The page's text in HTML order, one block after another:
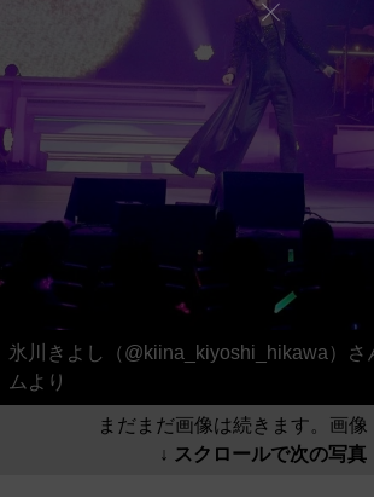
氷川きよし（@kiina_kiyoshi_hikawa）さ
ムより
まだまだ画像は続きます。画像
↓ スクロールで次の写真